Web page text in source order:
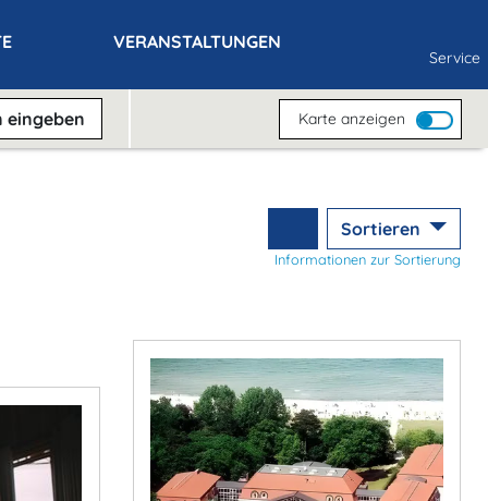
VERANSTALTUNGEN
Service
eingeben Karte anzeigen
Sortieren
Informationen zur Sortierung